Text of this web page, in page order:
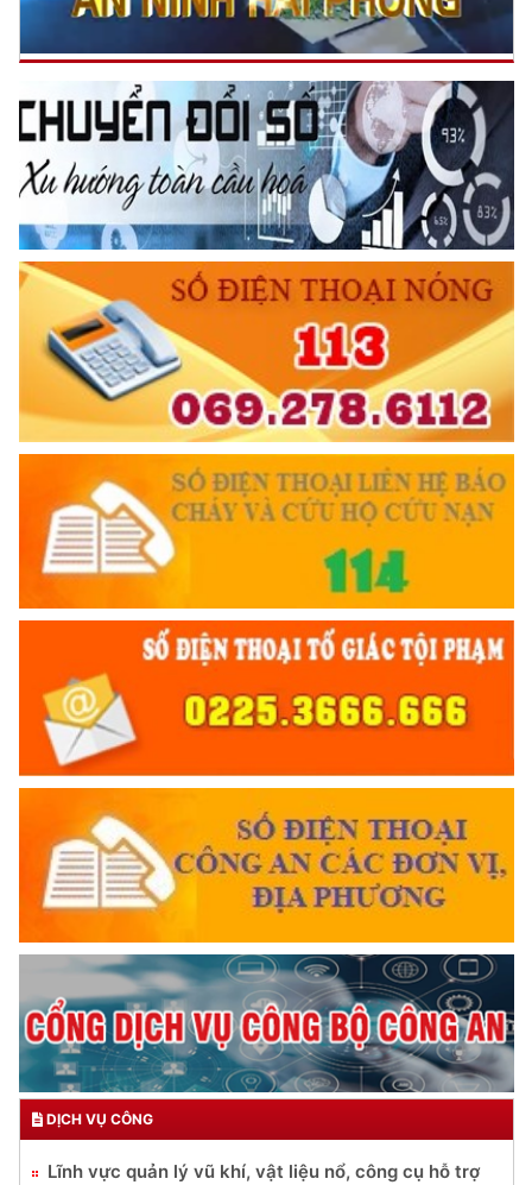
Chuẩn bị chu đáo các điều kiện phục vụ tổ chức Hội thi
nghiệp vụ chữa cháy và cứu nạn, cứu hộ “Tổ liên gia an toàn
Biểu dương điển hình tiên tiến trong triển khai, thực hiện mô
hình phong trào toàn dân bảo vệ an ninh Tổ quốc “Cát Hải 5
An” (22/04/2024 16:46)
Kỷ niệm 78 năm Ngày truyền thống lực lượng Tham mưu
CAND và tập huấn nghiệp vụ công tác Tham mưu
(17/04/2024 15:19)
6 ĐIỀU BÁC HỒ DẠY CAND
TƯ CÁCH
NGƯỜI CÔNG AN CÁCH MỆNH LÀ:
Đối với tự mình, phải
CẦN, KIỆM, LIÊM, CHÍNH
Đối với đồng sự, phải
THÂN ÁI GIÚP ĐỠ
Đối với chính phủ, phải
TUYỆT ĐỐI TRUNG THÀNH
Đối với nhân dân, phải
KÍNH TRỌNG LỄ PHÉP
Đối với công việc, phải
TẬN TỤY
Đối với địch, phải
CƯƠNG QUYẾT, KHÔN KHÉO
gửi Công an Khu XII,
ngày 11 tháng 3 năm 1948.
TRUYỀN HÌNH AN NINH HP